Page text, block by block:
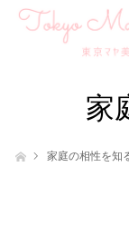
家
ホーム家庭の相性を知